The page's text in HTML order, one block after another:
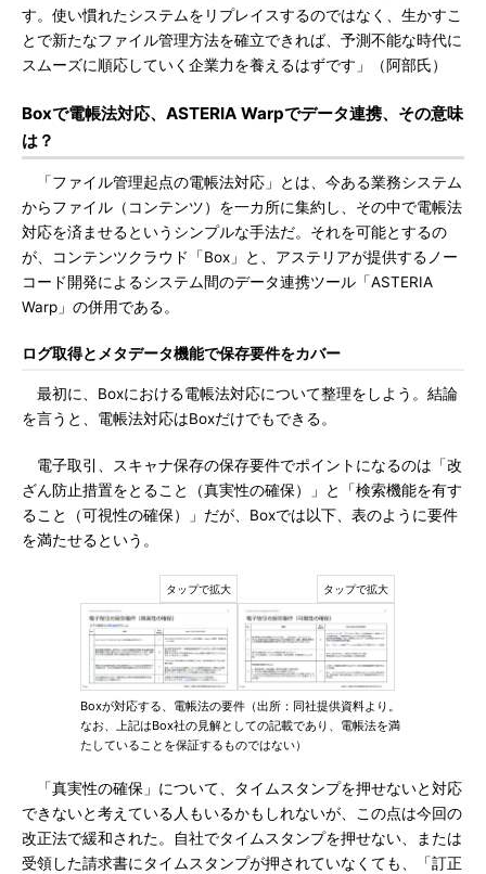
す。使い慣れたシステムをリプレイスするのではなく、生かすこ
とで新たなファイル管理方法を確立できれば、予測不能な時代に
スムーズに順応していく企業力を養えるはずです」（阿部氏）
Boxで電帳法対応、ASTERIA Warpでデータ連携、その意味
は？
「ファイル管理起点の電帳法対応」とは、今ある業務システム
からファイル（コンテンツ）を一カ所に集約し、その中で電帳法
対応を済ませるというシンプルな手法だ。それを可能とするの
が、コンテンツクラウド「Box」と、アステリアが提供するノー
コード開発によるシステム間のデータ連携ツール「ASTERIA
Warp」の併用である。
ログ取得とメタデータ機能で保存要件をカバー
最初に、Boxにおける電帳法対応について整理をしよう。結論
を言うと、電帳法対応はBoxだけでもできる。
電子取引、スキャナ保存の保存要件でポイントになるのは「改
ざん防止措置をとること（真実性の確保）」と「検索機能を有す
ること（可視性の確保）」だが、Boxでは以下、表のように要件
を満たせるという。
Boxが対応する、電帳法の要件（出所：同社提供資料より。
なお、上記はBox社の見解としての記載であり、電帳法を満
たしていることを保証するものではない）
「真実性の確保」について、タイムスタンプを押せないと対応
できないと考えている人もいるかもしれないが、この点は今回の
改正法で緩和された。自社でタイムスタンプを押せない、または
受領した請求書にタイムスタンプが押されていなくても、「訂正